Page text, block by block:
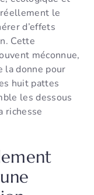
le
d’effets
Cette
méconnue,
la donne pour
huit pattes
les dessous
richesse